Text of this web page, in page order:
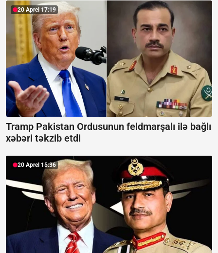
20 Aprel 17:19
Tramp Pakistan Ordusunun feldmarşalı ilə bağlı
xəbəri təkzib etdi
20 Aprel 15:36